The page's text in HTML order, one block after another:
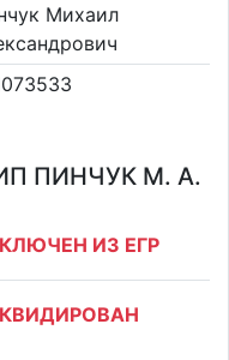
Михаил
ПИНЧУК М. А.
ИЗ ЕГР